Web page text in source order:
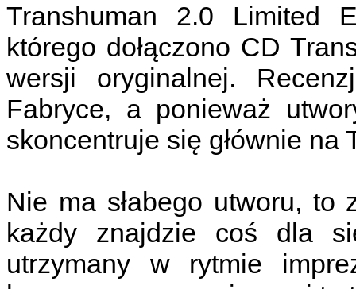
Transhuman 2.0 Limited
którego dołączono CD
wersji oryginalnej.
Fabryce, a ponieważ
skoncentruje się głównie na
Nie ma słabego utworu, to
każdy znajdzie coś dla
utrzymany w rytmie